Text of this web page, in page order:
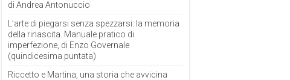
di Andrea Antonuccio
L’arte di piegarsi senza spezzarsi: la memoria
della rinascita. Manuale pratico di
imperfezione, di Enzo Governale
(quindicesima puntata)
Riccetto e Martina, una storia che avvicina